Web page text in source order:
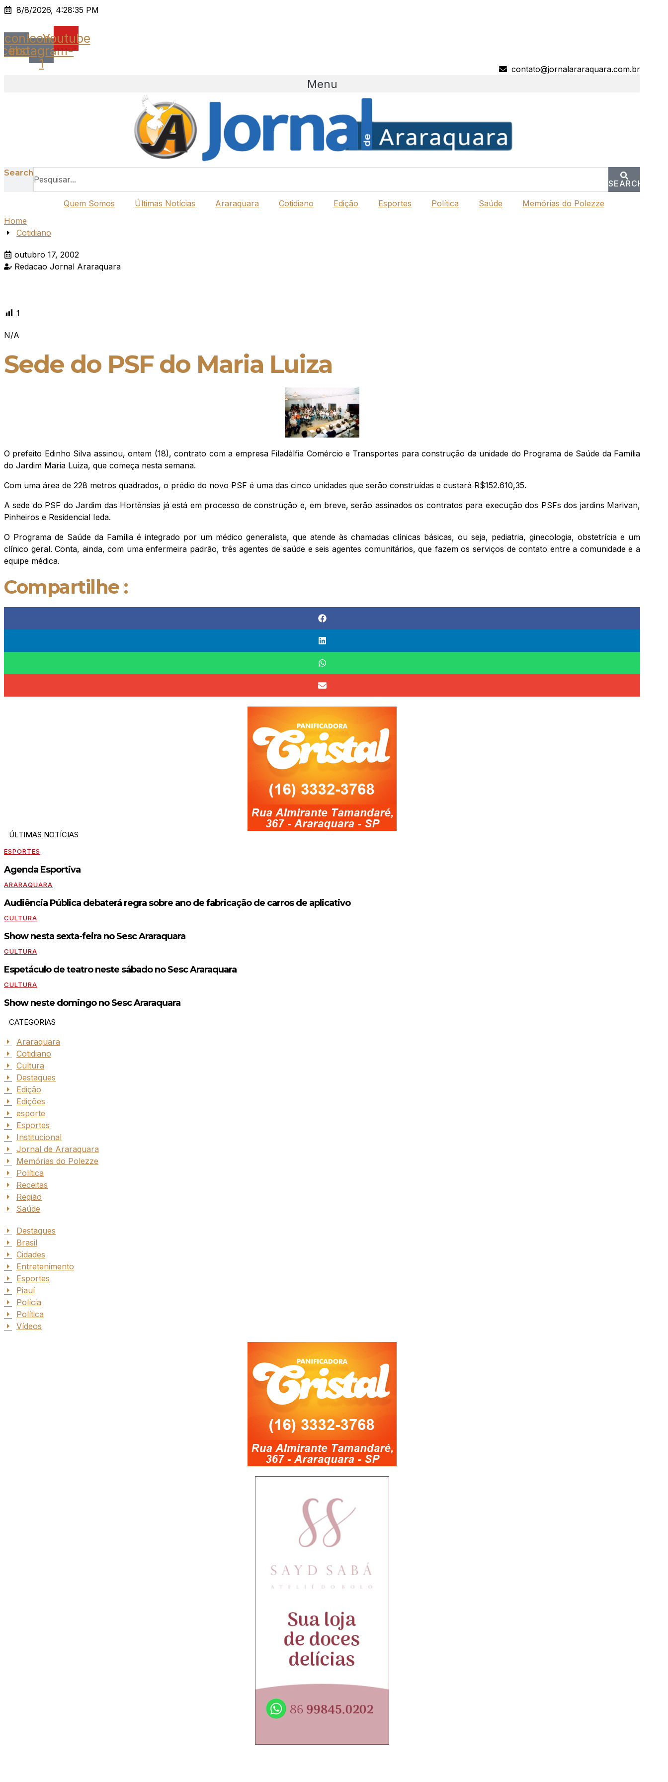
Ir
o
conteúdo
8/8/2026, 4:28:35 PM
Icon-Icon-
instagram-
1
Youtube
contato@jornalararaquara.com.br
Menu
Search
SEARCH
Quem Somos
Últimas Notícias Araraquara Cotidiano Edição Esportes Política Saúde
Memórias do Polezze
Home
Cotidiano
outubro 17, 2002
Redacao Jornal Araraquara
1
N/A
Sede do PSF do Maria Luiza
O prefeito Edinho Silva assinou, ontem (18), contrato com a empresa Filadélfia Comércio e Transportes para construção da unidade do Programa de Saúde da Família
do Jardim Maria Luiza, que começa nesta semana.
Com uma área de 228 metros quadrados, o prédio do novo PSF é uma das cinco unidades que serão construídas e custará R$152.610,35.
A sede do PSF do Jardim das Hortênsias já está em processo de construção e, em breve, serão assinados os contratos para execução dos PSFs dos jardins Marivan,
Pinheiros e Residencial Ieda.
O Programa de Saúde da Família é integrado por um médico generalista, que atende às chamadas clínicas básicas, ou seja, pediatria, ginecologia, obstetrícia e um
clínico geral. Conta, ainda, com uma enfermeira padrão, três agentes de saúde e seis agentes comunitários, que fazem os serviços de contato entre a comunidade e a
equipe médica.
Compartilhe :
ÚLTIMAS NOTÍCIAS
ESPORTES
Agenda Esportiva
ARARAQUARA
Audiência Pública debaterá regra sobre ano de fabricação de carros de aplicativo
CULTURA
Show nesta sexta-feira no Sesc Araraquara
CULTURA
Espetáculo de teatro neste sábado no Sesc Araraquara
CULTURA
Show neste domingo no Sesc Araraquara
CATEGORIAS
Araraquara
Cotidiano
Cultura
Destaques
Edição
Edições
esporte
Esportes
Institucional
Jornal de Araraquara
Memórias do Polezze
Política
Receitas
Região
Saúde
Destaques
Brasil
Cidades
Entretenimento
Esportes
Piauí
Polícia
Política
Vídeos